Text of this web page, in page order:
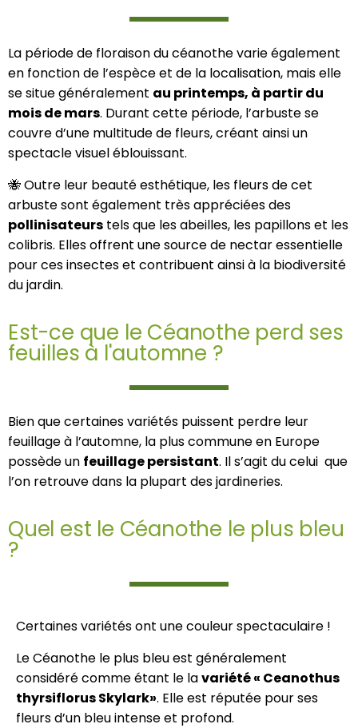
La période de floraison du céanothe varie également
en fonction de l’espèce et de la localisation, mais elle
se situe généralement au printemps, à partir du
mois de mars. Durant cette période, l’arbuste se
couvre d’une multitude de fleurs, créant ainsi un
spectacle visuel éblouissant.
🐝 Outre leur beauté esthétique, les fleurs de cet
arbuste sont également très appréciées des
pollinisateurs tels que les abeilles, les papillons et les
colibris. Elles offrent une source de nectar essentielle
pour ces insectes et contribuent ainsi à la biodiversité
du jardin.
Est-ce que le Céanothe perd ses
feuilles à l'automne ?
Bien que certaines variétés puissent perdre leur
feuillage à l’automne, la plus commune en Europe
possède un feuillage persistant. Il s’agit du celui que
l’on retrouve dans la plupart des jardineries.
Quel est le Céanothe le plus bleu
?
Certaines variétés ont une couleur spectaculaire !
Le Céanothe le plus bleu est généralement
considéré comme étant le lavariété « Ceanothus
thyrsiflorus Skylark». Elle est réputée pour ses
fleurs d’un bleu intense et profond.